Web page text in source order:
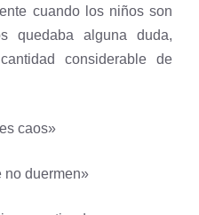
cuando los niños son
quedaba alguna duda,
considerable de
caos»
no duermen»